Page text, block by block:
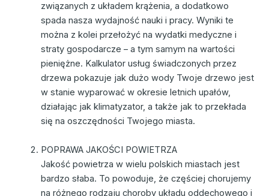
związanych z układem krążenia, a dodatkowo
spada nasza wydajność nauki i pracy. Wyniki te
można z kolei przełożyć na wydatki medyczne i
straty gospodarcze – a tym samym na wartości
pieniężne. Kalkulator usług świadczonych przez
drzewa pokazuje jak dużo wody Twoje drzewo jest
w stanie wyparować w okresie letnich upałów,
działając jak klimatyzator, a także jak to przekłada
się na oszczędności Twojego miasta.
POPRAWA JAKOŚCI POWIETRZA
Jakość powietrza w wielu polskich miastach jest
bardzo słaba. To powoduje, że częściej chorujemy
na różnego rodzaju choroby układu oddechowego i